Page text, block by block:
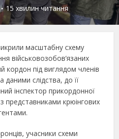
15 хвилин читання
масштабну схему
військовозобов’язаних
кордон під виглядом членів
даними слідства, до її
інспектор прикордонної
представниками крюінгових
учасники схеми